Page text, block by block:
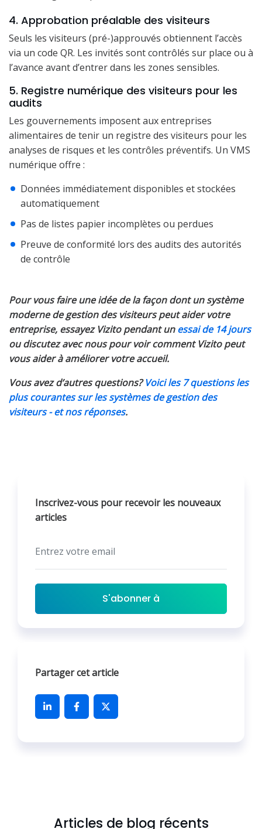
4. Approbation préalable des visiteurs
Seuls les visiteurs (pré-)approuvés obtiennent l’accès
via un code QR. Les invités sont contrôlés sur place ou à
l’avance avant d’entrer dans les zones sensibles.
5. Registre numérique des visiteurs pour les
audits
Les gouvernements imposent aux entreprises
alimentaires de tenir un registre des visiteurs pour les
analyses de risques et les contrôles préventifs. Un VMS
numérique offre :
Données immédiatement disponibles et stockées
automatiquement
Pas de listes papier incomplètes ou perdues
Preuve de conformité lors des audits des autorités
de contrôle
Pour vous faire une idée de la façon dont un système
moderne de gestion des visiteurs peut aider votre
entreprise, essayez Vizito pendant unessai de 14 jours
ou discutez avec nous pour voir comment Vizito peut
vous aider à améliorer votre accueil.
Vous avez d’autres questions?Voici les 7 questions les
plus courantes sur les systèmes de gestion des
visiteurs - et nos réponses.
Inscrivez-vous pour recevoir les nouveaux
articles
S'abonner à
Partager cet article
Articles de blog récents